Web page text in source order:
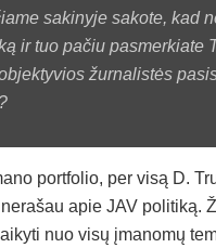
sakinyje sakote, kad
ir tuo pačiu pasmerkiate
žurnalistės
portfolio, per visą D.
apie JAV politiką.
nuo visų įmanomų